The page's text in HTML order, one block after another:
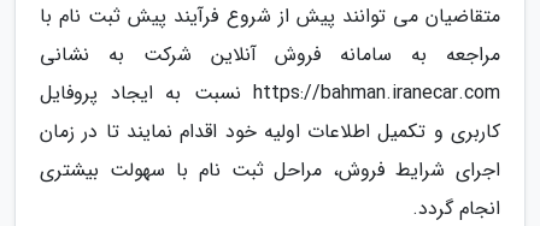
متقاضیان می توانند پیش از شروع فرآیند پیش ثبت نام با
مراجعه به سامانه فروش آنلاین شرکت به نشانی
https://bahman.iranecar.com نسبت به ایجاد پروفایل
کاربری و تکمیل اطلاعات اولیه خود اقدام نمایند تا در زمان
اجرای شرایط فروش، مراحل ثبت نام با سهولت بیشتری
انجام گردد.